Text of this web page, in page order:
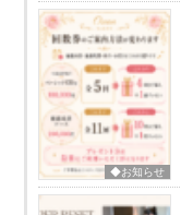
◆お知らせ